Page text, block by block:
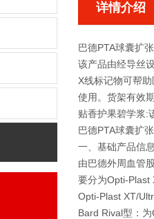
详情介绍
巴德PTA球囊扩
该产品由经导丝
X线标记物可帮
使用。货架有效
贴香护果碧学浆:
巴德PTA球囊扩
一、基础产品信
由巴德外周血管
要分为Opti-Plast
Opti-Plast XT/
Bard Rival型：